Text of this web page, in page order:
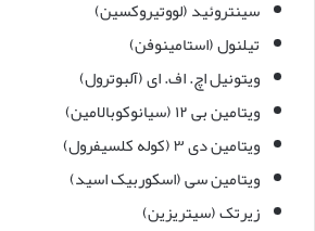
سینتروئید (لووتیروکسین)
تیلنول (استامینوفن)
ویتونیل اچ. اف. ای (آلبوترول)
ویتامین بی ۱۲ (سیانوکوبالامین)
ویتامین دی ۳ (کوله کلسیفرول)
ویتامین سی (اسکوربیک اسید)
زیرتک (سیتریزین)